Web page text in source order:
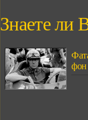
Знаете ли
фон